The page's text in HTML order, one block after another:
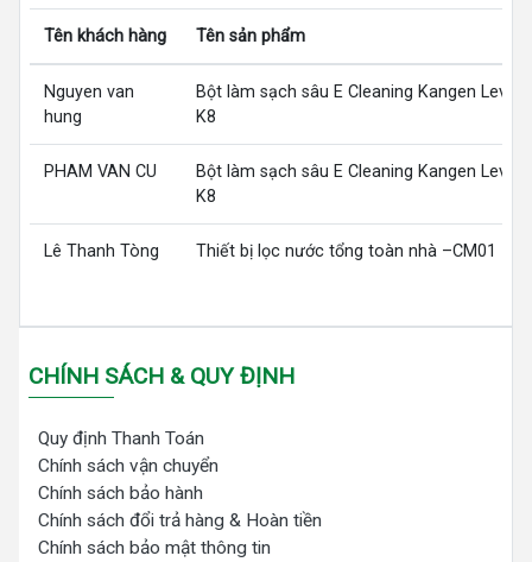
Tên khách hàng Tên sản phẩm
Nguyen van
hung
Bột làm sạch sâu E Cleaning Kangen
K8
PHAM VAN CU
Bột làm sạch sâu E Cleaning Kangen
K8
Lê Thanh Tòng Thiết bị lọc nước tổng toàn nhà –CM01
CHÍNH SÁCH & QUY ĐỊNH
Quy định Thanh Toán
Chính sách vận chuyển
Chính sách bảo hành
Chính sách đổi trả hàng & Hoàn tiền
Chính sách bảo mật thông tin